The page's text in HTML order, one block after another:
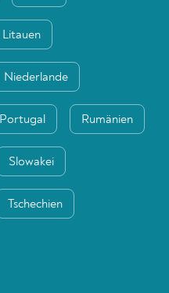
Litauen
Niederlande
Portugal Rumänien
Slowakei
Tschechien